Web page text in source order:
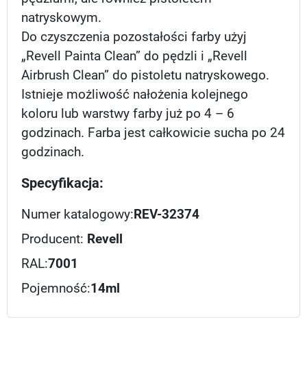
natryskowym.
Do czyszczenia pozostałości farby użyj
„Revell Painta Clean” do pędzli i „Revell
Airbrush Clean” do pistoletu natryskowego.
Istnieje możliwość nałożenia kolejnego
koloru lub warstwy farby już po 4 – 6
godzinach. Farba jest całkowicie sucha po 24
godzinach.
Specyfikacja:
Numer katalogowy: REV-32374
Producent: Revell
RAL:7001
Pojemność:14ml